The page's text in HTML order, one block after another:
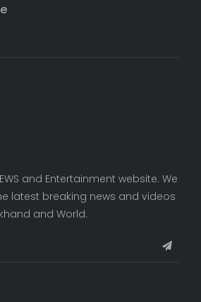
and Entertainment website. We
latest breaking news and videos
and World.